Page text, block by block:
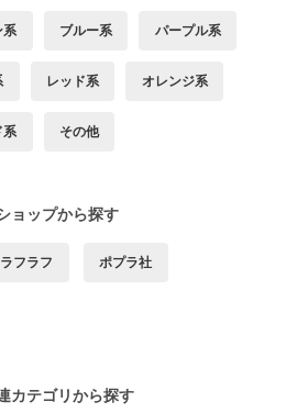
系 ブルー系 パープル系
レッド系 オレンジ系
系 その他
ョップから探す
フラフ ポプラ社
カテゴリから探す